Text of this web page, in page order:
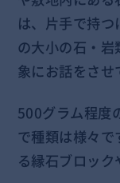
は、片手で持
の大小の石・
象にお話をさせ
500グラム程度
で種類は様々
る縁石ブロック